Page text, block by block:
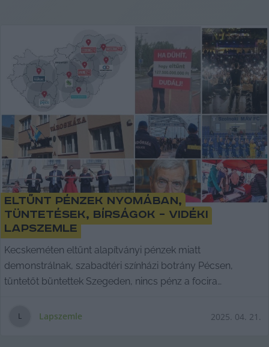
Eltűnt pénzek nyomában,
tüntetések, bírságok – vidéki
lapszemle
Kecskeméten eltűnt alapítványi pénzek miatt
demonstrálnak, szabadtéri színházi botrány Pécsen,
tüntetőt büntettek Szegeden, nincs pénz a focira
L Lapszemle 2025. 04. 21.